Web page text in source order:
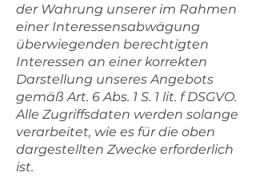
der Wahrung unserer im Rahmen
einer Interessensabwägung
überwiegenden berechtigten
Interessen an einer korrekten
Darstellung unseres Angebots
gemäß Art. 6 Abs. 1 S. 1 lit. f DSGVO.
Alle Zugriffsdaten werden solange
verarbeitet, wie es für die oben
dargestellten Zwecke erforderlich
ist.